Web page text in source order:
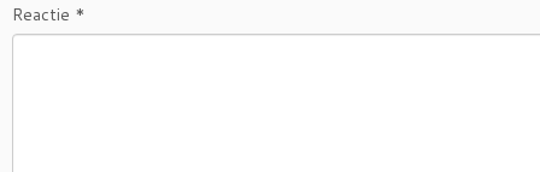
Reactie *